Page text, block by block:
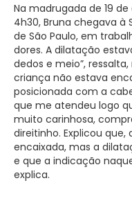
Na madrugada de 19
4h30, Bruna chegava à
de São Paulo, em
dores. A dilatação
dedos e meio”,
criança não estava
posicionada com a
que me atendeu logo
muito carinhosa,
direitinho. Explicou
encaixada, mas a
e que a indicação
explica.